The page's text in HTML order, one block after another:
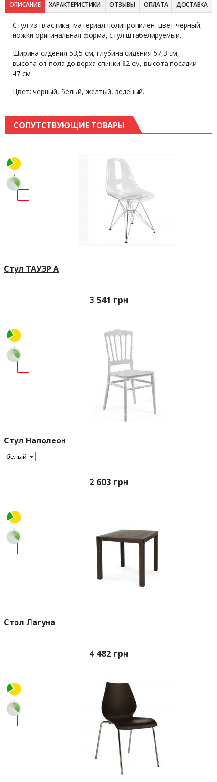
ОПИСАНИЕ ХАРАКТЕРИСТИКИ ОТЗЫВЫ ОПЛАТА ДОСТАВКА
Стул из пластика, материал полипропилен, цвет черный,
ножки оригинальная форма, стул штабелируемый.
Ширина сидения 53,5 см, глубина сидения 57,3 см,
высота от пола до верха спинки 82 см, высота посадки
47 см.
Цвет: черный, белый, желтый, зеленый.
СОПУТСТВУЮЩИЕ ТОВАРЫ
Стул ТАУЭР А
3 541 грн
Стул Наполеон
2 603 грн
Стол Лагуна
4 482 грн